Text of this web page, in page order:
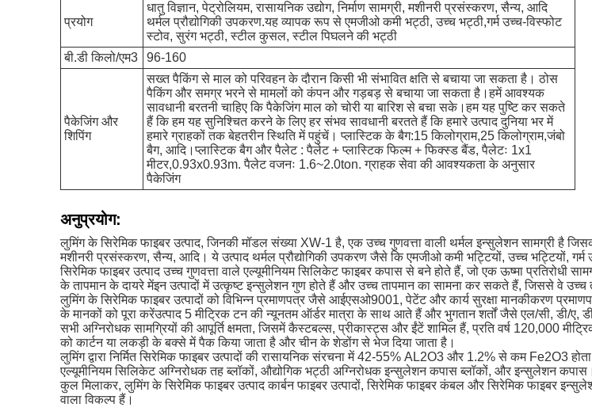
प्रयोग
धातु विज्ञान, पेट्रोलियम, रासायनिक उद्योग, निर्माण सामग्री, मशीनरी प्रसंस्करण, सैन्य, आदि
थर्मल प्रौद्योगिकी उपकरण.यह व्यापक रूप से एमजीओ कमी भट्ठी, उच्च भट्ठी,गर्म उच्च-विस्फोट
स्टोव, सुरंग भट्ठी, स्टील कुसल, स्टील पिघलने की भट्ठी
बी.डी किलो/एम3
96-160
पैकेजिंग और
शिपिंग
सख्त पैकिंग से माल को परिवहन के दौरान किसी भी संभावित क्षति से बचाया जा सकता है। ठोस
पैकिंग और समग्र भरने से मामलों को कंपन और गड़बड़ से बचाया जा सकता है।हमें आवश्यक
सावधानी बरतनी चाहिए कि पैकेजिंग माल को चोरी या बारिश से बचा सके।हम यह पुष्टि कर सकते
हैं कि हम यह सुनिश्चित करने के लिए हर संभव सावधानी बरतते हैं कि हमारे उत्पाद दुनिया भर में
हमारे ग्राहकों तक बेहतरीन स्थिति में पहुंचें। प्लास्टिक के बैग:15 किलोग्राम,25 किलोग्राम,जंबो
बैग, आदि।प्लास्टिक बैग और पैलेट : पैलेट + प्लास्टिक फिल्म + फिक्स्ड बैंड, पैलेटः 1x1
मीटर,0.93x0.93m. पैलेट वजनः 1.6~2.0ton. ग्राहक सेवा की आवश्यकता के अनुसार
पैकेजिंग
अनुप्रयोग:
लुमिंग के सिरेमिक फाइबर उत्पाद, जिनकी मॉडल संख्या XW-1 है, एक उच्च गुणवत्ता वाली थर्मल इन्सुलेशन सामग्री है जिसका
मशीनरी प्रसंस्करण, सैन्य, आदि। ये उत्पाद थर्मल प्रौद्योगिकी उपकरण जैसे कि एमजीओ कमी भट्टियों, उच्च भट्टियों,
सिरेमिक फाइबर उत्पाद उच्च गुणवत्ता वाले एल्यूमीनियम सिलिकेट फाइबर कपास से बने होते हैं, जो एक ऊष्मा
के तापमान के दायरे मेंइन उत्पादों में उत्कृष्ट इन्सुलेशन गुण होते हैं और उच्च तापमान का सामना कर सकते हैं, जिससे वे उच्च
लुमिंग के सिरेमिक फाइबर उत्पादों को विभिन्न प्रमाणपत्र जैसे आईएसओ9001, पेटेंट और कार्य सुरक्षा मानकीकरण
के मानकों को पूरा करेंउत्पाद 5 मीट्रिक टन की न्यूनतम ऑर्डर मात्रा के साथ आते हैं और भुगतान शर्तों जैसे एल/सी, डी/ए,
सभी अग्निरोधक सामग्रियों की आपूर्ति क्षमता, जिसमें कैस्टबल्स, प्रीकास्ट्स और ईंटें शामिल हैं, प्रति वर्ष 120,000
को कार्टन या लकड़ी के बक्से में पैक किया जाता है और चीन के शेडोंग से भेज दिया जाता है।
लुमिंग द्वारा निर्मित सिरेमिक फाइबर उत्पादों की रासायनिक संरचना में 42-55% AL2O3 और 1.2% से कम Fe2O3
एल्यूमीनियम सिलिकेट अग्निरोधक तह ब्लॉकों, औद्योगिक भट्ठी अग्निरोधक इन्सुलेशन कपास ब्लॉकों, और इन्सुलेशन
कुल मिलाकर, लुमिंग के सिरेमिक फाइबर उत्पाद कार्बन फाइबर उत्पादों, सिरेमिक फाइबर कंबल और सिरेमिक फाइबर
वाला विकल्प हैं।